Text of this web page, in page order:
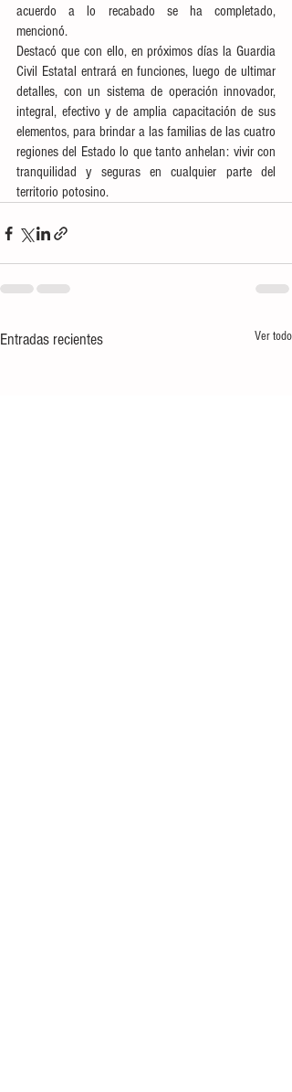
acuerdo a lo recabado se ha completado,
mencionó.
Destacó que con ello, en próximos días la Guardia
Civil Estatal entrará en funciones, luego de ultimar
detalles, con un sistema de operación innovador,
integral, efectivo y de amplia capacitación de sus
elementos, para brindar a las familias de las cuatro
regiones del Estado lo que tanto anhelan: vivir con
tranquilidad y seguras en cualquier parte del
territorio potosino.
Entradas recientes Ver todo